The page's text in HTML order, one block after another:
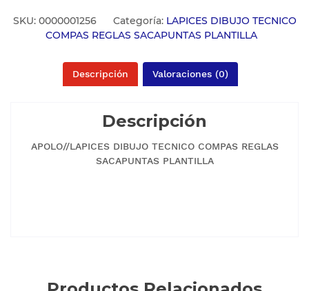
SKU: 0000001256 Categoría: LAPICES DIBUJO TECNICO
COMPAS REGLAS SACAPUNTAS PLANTILLA
Descripción Valoraciones (0)
Descripción
APOLO//LAPICES DIBUJO TECNICO COMPAS REGLAS
SACAPUNTAS PLANTILLA